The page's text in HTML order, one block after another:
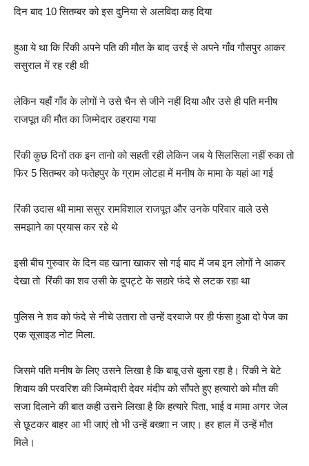
दिन बाद 10 सितम्बर को इस दुनिया से अलविदा कह दिया
हुआ ये था कि रिंकी अपने पति की मौत के बाद उरई से अपने गाँव गौसपुर आकर
ससुराल में रह रही थी
लेकिन यहाँ गाँव के लोगों ने उसे चैन से जीने नहीं दिया और उसे ही पति मनीष
राजपूत की मौत का जिम्मेदार ठहराया गया
रिंकी कुछ दिनों तक इन तानो को सहती रही लेकिन जब ये सिलसिला नहीं रुका तो
फिर 5 सितम्बर को फतेहपुर के ग्राम लोटहा में मनीष के मामा के यहां आ गई
रिंकी उदास थी मामा ससुर रामविशाल राजपूत और उनके परिवार वाले उसे
समझाने का प्रयास कर रहे थे
इसी बीच गुरुवार के दिन वह खाना खाकर सो गई बाद में जब इन लोगों ने आकर
देखा तो रिंकी का शव उसी के दुपट्टे के सहारे फंदे से लटक रहा था
पुलिस ने शव को फंदे से नीचे उतारा तो उन्हें दरवाजे पर ही फंसा हुआ दो पेज का
एक सूसाइड नोट मिला.
जिसमे पति मनीष के लिए उसने लिखा है कि बाबू उसे बुला रहा है। रिंकी ने बेटे
शिवाय की परवरिश की जिम्मेदारी देवर मंदीप को सौंपते हुए हत्यारो को मौत की
सजा दिलाने की बात कही उसने लिखा है कि हत्यारे पिता, भाई व मामा अगर जेल
से छूटकर बाहर आ भी जाएं तो भी उन्हें बख्शा न जाए। हर हाल में उन्हें मौत
मिले।